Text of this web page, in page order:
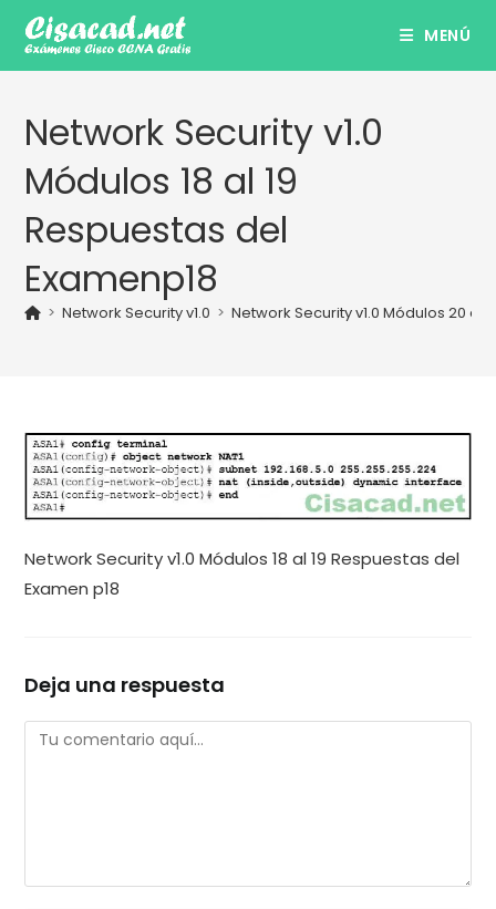
contenido
MENÚ
Network Security v1.0
Módulos 18 al 19
Respuestas del
Examenp18
> Network Security v1.0 > Network Security v1.0 Módulos 20 al
Network Security v1.0 Módulos 18 al 19 Respuestas del
Examen p18
Deja una respuesta
Comentario